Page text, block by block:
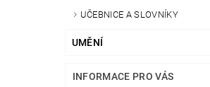
UČEBNICE A SLOVNÍKY
UMĚNÍ
INFORMACE PRO VÁS